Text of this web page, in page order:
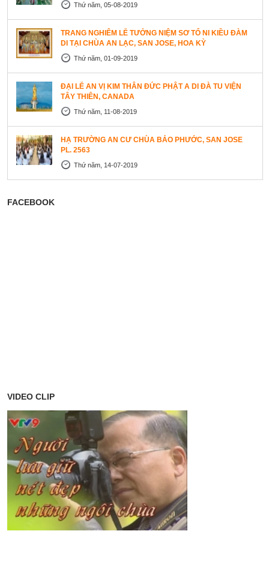
Thứ năm, 05-08-2019
TRANG NGHIÊM LỄ TƯỞNG NIỆM SƠ TỔ NI KIỀU ĐÀM
DI TẠI CHÙA AN LẠC, SAN JOSE, HOA KỲ
Thứ năm, 01-09-2019
ĐẠI LỄ AN VỊ KIM THÂN ĐỨC PHẬT A DI ĐÀ TU VIỆN
TÂY THIÊN, CANADA
Thứ năm, 11-08-2019
HẠ TRƯỜNG AN CƯ CHÙA BẢO PHƯỚC, SAN JOSE
PL. 2563
Thứ năm, 14-07-2019
FACEBOOK
VIDEO CLIP